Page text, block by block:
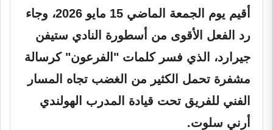
أقيم يوم الجمعة الماضي 15 مايو 2026، وجاء
رد الفعل الأقوى من أسطورة النادي ستيفن
جيرارد، الذي فسر كلمات "الفرعون" كرسالة
مشفرة تحمل الكثير من الغضب تجاه المسار
الفني للفريق تحت قيادة المدرب الهولندي
أرني سلوت.